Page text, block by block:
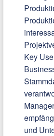
Key
und